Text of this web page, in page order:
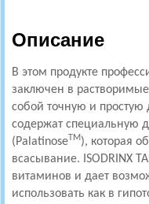
Описание
В этом продукте
заключен в
собой точную и простую
содержат специальную
(PalatinoseTM), которая
всасывание. ISODRINX
витаминов и дает
использовать как в